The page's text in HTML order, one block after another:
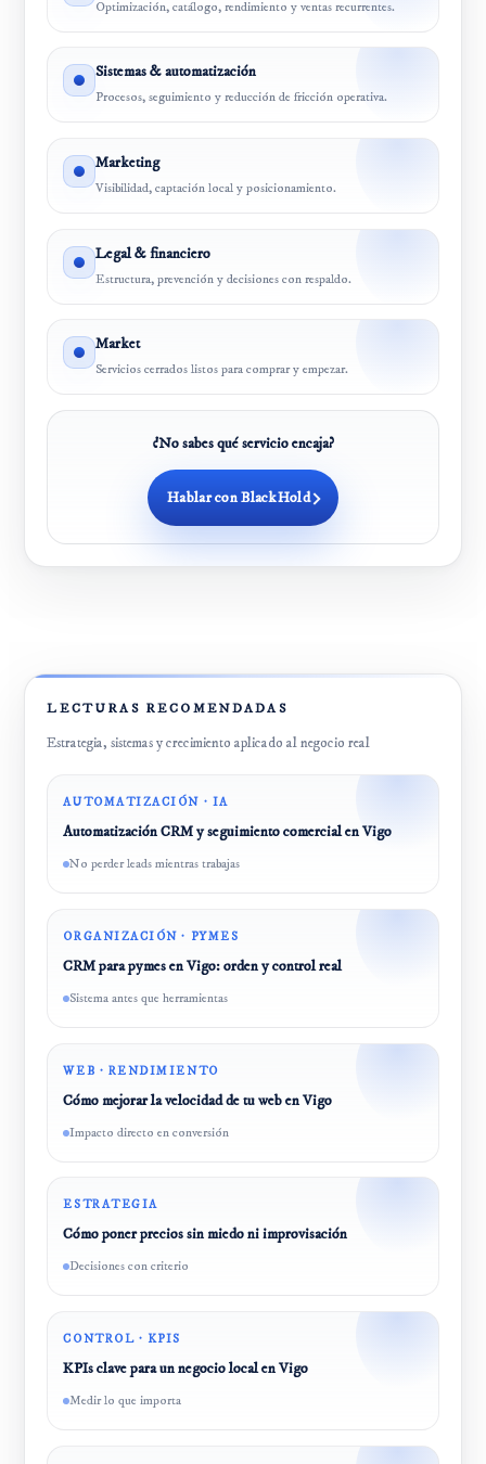
Optimización, catálogo, rendimiento y ventas recurrentes.
Sistemas & automatización
Procesos, seguimiento y reducción de fricción operativa.
Marketing
Visibilidad, captación local y posicionamiento.
Legal & financiero
Estructura, prevención y decisiones con respaldo.
Market
Servicios cerrados listos para comprar y empezar.
¿No sabes qué servicio encaja?
Hablar con BlackHold
LECTURAS RECOMENDADAS
Estrategia, sistemas y crecimiento aplicado al negocio real
AUTOMATIZACIÓN · IA
Automatización CRM y seguimiento comercial en Vigo
No perder leads mientras trabajas
ORGANIZACIÓN · PYMES
CRM para pymes en Vigo: orden y control real
Sistema antes que herramientas
WEB · RENDIMIENTO
Cómo mejorar la velocidad de tu web en Vigo
Impacto directo en conversión
ESTRATEGIA
Cómo poner precios sin miedo ni improvisación
Decisiones con criterio
CONTROL · KPIS
KPIs clave para un negocio local en Vigo
Medir lo que importa